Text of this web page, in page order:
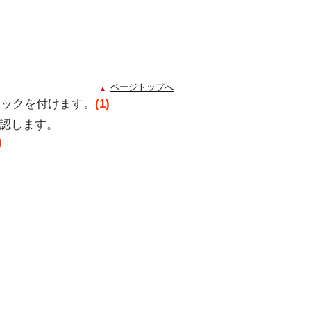
ページトップへ
クを付けます。 (1)
します。